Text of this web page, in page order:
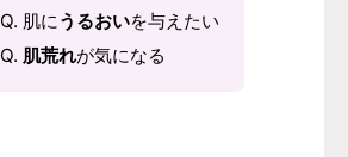
Q. 肌にうるおいを与えたい
Q. 肌荒れが気になる